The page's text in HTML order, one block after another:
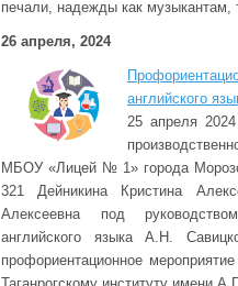
печали, надежды как музыкантам,
26 апреля, 2024
английского
25 апреля
МБОУ «Лицей № 1» города
321 Дейникина Кристина
Алексеевна под
английского языка А.Н.
профориентационное